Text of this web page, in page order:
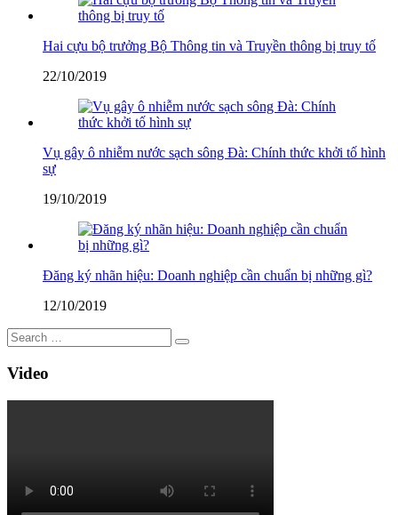
Hai cựu bộ trưởng Bộ Thông tin và Truyền thông bị truy tố
22/10/2019
Vụ gây ô nhiễm nước sạch sông Đà: Chính thức khởi tố hình
sự
19/10/2019
Đăng ký nhãn hiệu: Doanh nghiệp cần chuẩn bị những gì?
12/10/2019
Video